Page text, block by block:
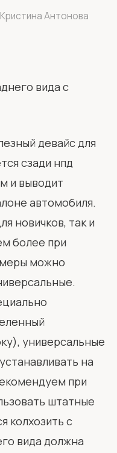
Антонова
девайс для
сзади нпд
и выводит
автомобиля.
новичков, так и
более при
можно
универсальные
на
при
штатные
колхозить с
вида должна